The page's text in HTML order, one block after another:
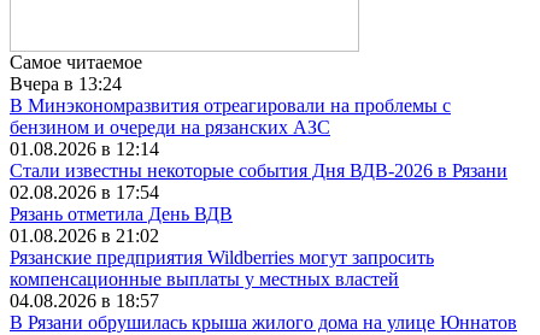
Самое читаемое
Вчера в 13:24
В Минэкономразвития отреагировали на проблемы с
бензином и очереди на рязанских АЗС
01.08.2026 в 12:14
Стали известны некоторые события Дня ВДВ-2026 в Рязани
02.08.2026 в 17:54
Рязань отметила День ВДВ
01.08.2026 в 21:02
Рязанские предприятия Wildberries могут запросить
компенсационные выплаты у местных властей
04.08.2026 в 18:57
В Рязани обрушилась крыша жилого дома на улице Юннатов